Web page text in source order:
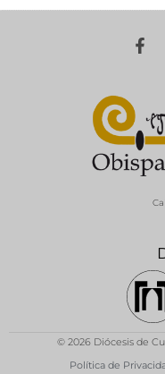
© 2026 Diócesis de
Política de